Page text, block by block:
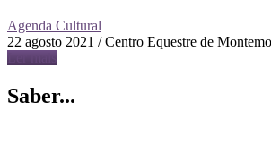
Agenda Cultural
22 agosto 2021 / Centro Equestre de
Ler mais
Saber...